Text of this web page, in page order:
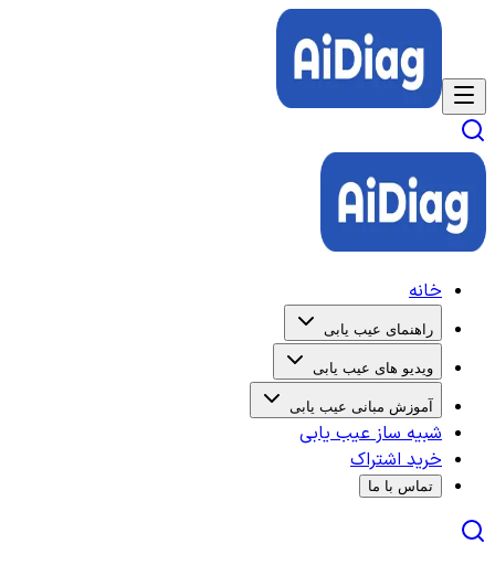
خانه
راهنمای عیب یابی
ویدیو های عیب یابی
آموزش مبانی عیب یابی
شبیه ساز عیب یابی
خرید اشتراک
تماس با ما